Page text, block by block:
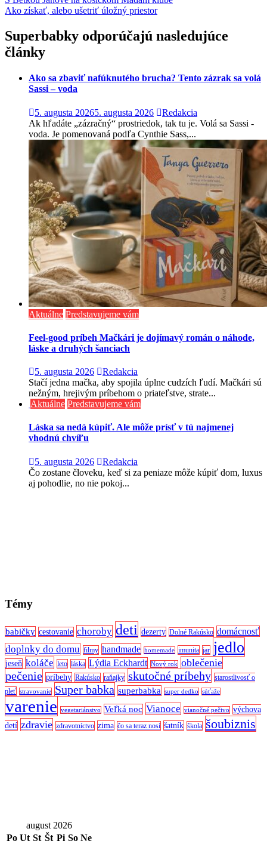
v
článku
Ako získať, alebo ušetriť úložný priestor
Superbabky odporúčajú nasledujúce
články
Ako sa zbaviť nafúknutého brucha? Tento zázrak sa volá
Sassi – voda
5. augusta 20265. augusta 2026
Redakcia
Ak hľadáte „zázračný“ prostriedok, tak tu je. Volá sa Sassi -
voda. Je pomenovaná podľa Cynthie Sass,...
Aktuálne Predstavujeme vám
Feel-good príbeh Mačkári je dojímavý román o náhode,
láske a druhých šanciach
5. augusta 2026
Redakcia
Stačí jedna mačka, aby spojila úplne cudzích ľudí. Mačkári sú
nežným, hrejivým príbehom o priateľstve, strate...
Aktuálne Predstavujeme vám
Láska sa nedá kúpiť. Ale môže prísť v tú najmenej
vhodnú chvíľu
5. augusta 2026
Redakcia
Čo zostane človeku, keď si za peniaze môže kúpiť dom, luxus
aj pohodlie, no nie pokoj...
Témy
babičky cestovanie choroby deti dezerty Dolné Rakúsko domácnosť
doplnky do domu filmy handmade homemade imunita jar jedlo
jeseň koláče leto láska Lýdia Eckhardt Nový rok oblečenie
pečenie príbehy Rakúsko raňajky skutočné príbehy starostlivosť o
pleť stravovanie Super babka superbabka super dedko súťaže
varenie vegetariánstvo Veľká noc Vianoce vianočné pečivo
výchova
detí zdravie zdravotníctvo zima čo sa teraz nosí šatník škola šoubiznis
august 2026
Po Ut St Št Pi So Ne